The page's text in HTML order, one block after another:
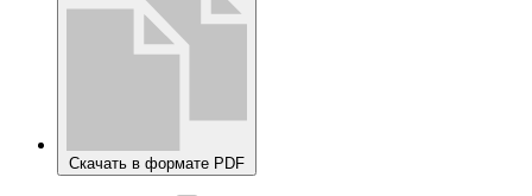
Скачать в формате PDF